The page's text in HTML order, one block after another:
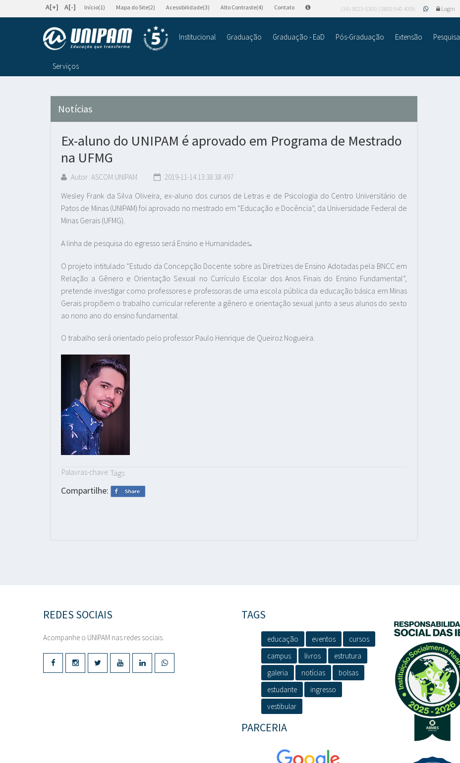
A[+] A[-] Início(1) Mapa do Site(2) Acessibilidade(3) Alto Contraste(4) Contato (34) 3823-0300 | 0800 940 4006 Login
Institucional Graduação Graduação - EaD Pós-Graduação Extensão Pesquisa
Serviços
Notícias
Ex-aluno do UNIPAM é aprovado em Programa de Mestrado
na UFMG
Autor: ASCOM UNIPAM 2019-11-14 13:38:38.497
Wesley Frank da Silva Oliveira, ex-aluno dos cursos de Letras e de Psicologia do Centro Universitário de
Patos de Minas (UNIPAM) foi aprovado no mestrado em “Educação e Docência”, da Universidade Federal de
Minas Gerais (UFMG).
A linha de pesquisa do egresso será Ensino e Humanidades.
O projeto intitulado “Estudo da Concepção Docente sobre as Diretrizes de Ensino Adotadas pela BNCC em
Relação a Gênero e Orientação Sexual no Currículo Escolar dos Anos Finais do Ensino Fundamental”,
pretende investigar como professores e professoras de uma escola pública da educação básica em Minas
Gerais propõem o trabalho curricular referente a gênero e orientação sexual junto a seus alunos do sexto
ao nono ano do ensino fundamental.
O trabalho será orientado pelo professor Paulo Henrique de Queiroz Nogueira.
Palavras-chave: Tags:
Compartilhe:
REDES SOCIAIS
Acompanhe o UNIPAM nas redes sociais.
TAGS
educação eventos
cursos
campus
livros
estrutura
galeria
notícias
bolsas
estudante
ingresso
vestibular
PARCERIA